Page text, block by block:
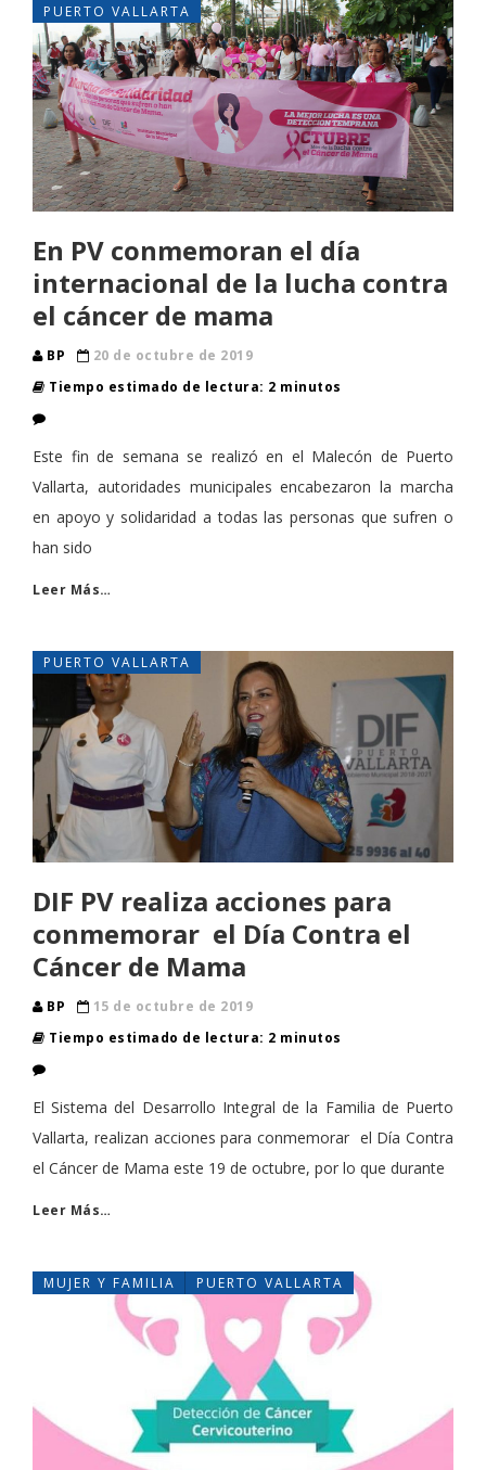
PUERTO VALLARTA
En PV conmemoran el día
internacional de la lucha contra
el cáncer de mama
BP
20 de octubre de 2019
Tiempo estimado de lectura: 2 minutos
Este fin de semana se realizó en el Malecón de Puerto
Vallarta, autoridades municipales encabezaron la marcha
en apoyo y solidaridad a todas las personas que sufren o
han sido
Leer Más…
PUERTO VALLARTA
DIF PV realiza acciones para
conmemorar el Día Contra el
Cáncer de Mama
BP
15 de octubre de 2019
Tiempo estimado de lectura: 2 minutos
El Sistema del Desarrollo Integral de la Familia de Puerto
Vallarta, realizan acciones para conmemorar el Día Contra
el Cáncer de Mama este 19 de octubre, por lo que durante
Leer Más…
MUJER Y FAMILIA PUERTO VALLARTA